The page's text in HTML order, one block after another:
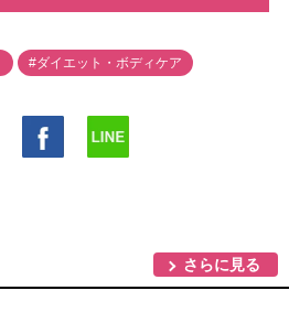
#ダイエット・ボディケア
さらに見る